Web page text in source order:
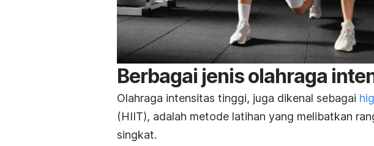
Berbagai jenis olahraga
Olahraga intensitas tinggi, juga dikenal sebagai
(HIIT), adalah metode latihan yang melibatkan
singkat.